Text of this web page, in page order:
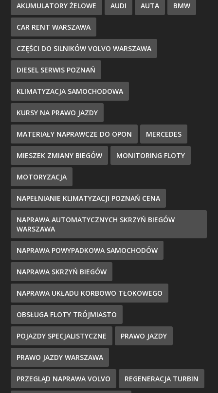
AKUMULATORY ŻELOWE AUDI AUTA BMW
CAR RENT WARSZAWA
CZĘŚCI DO SILNIKÓW VOLVO WARSZAWA
DIESEL SERWIS POZNAŃ
KLIMATYZACJA SAMOCHODOWA
KURSY NA PRAWO JAZDY
MATERIAŁY NAPRAWCZE DO OPON MERCEDES
MIESZEK ZMIANY BIEGÓW MONITORING FLOTY
MOTORYZACJA
NAPEŁNIANIE KLIMATYZACJI POZNAŃ CENA
NAPRAWA AUTOMATYCZNYCH SKRZYŃ BIEGÓW
WARSZAWA
NAPRAWA POWYPADKOWA SAMOCHODÓW
NAPRAWA SKRZYŃ BIEGÓW
NAPRAWA UKŁADU KORBOWO TŁOKOWEGO
OBSŁUGA FLOTY TRÓJMIASTO
POJAZDY SPECJALISTYCZNE PRAWO JAZDY
PRAWO JAZDY WARSZAWA
PRZEGLĄD NAPRAWA VOLVO REGENERACJA TURBIN